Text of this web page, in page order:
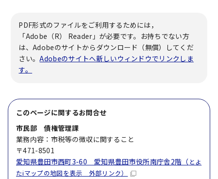
PDF形式のファイルをご利用するためには，
「Adobe（R） Reader」が必要です。お持ちでない方
は、Adobeのサイトからダウンロード（無償）してくだ
さい。Adobeのサイトへ新しいウィンドウでリンクしま
す。
このページに関するお問合せ
市民部 債権管理課
業務内容：市税等の徴収に関すること
〒471-8501
愛知県豊田市西町3-60 愛知県豊田市役所南庁舎2階（ とよ
たiマップの地図を表示 外部リンク）